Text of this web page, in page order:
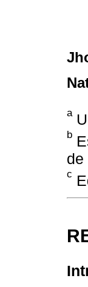
a
b
de
c